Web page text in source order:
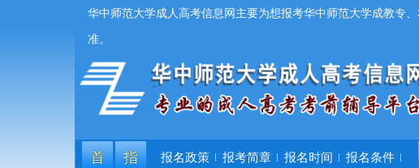
华中师范大学成人高考信息网主要为想报考华中师范大学成教专
准。
首
指
报名政策 报考简章 报名时间
报名条件